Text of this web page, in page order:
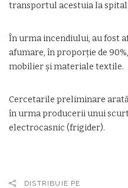
transportul acestuia la spital.
În urma incendiului, au fost
afumare, în proporție de
mobilier și materiale textile.
Cercetarile preliminare
în urma producerii unui
electrocasnic (frigider).
DISTRIBUIE PE